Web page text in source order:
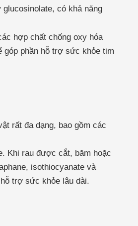
có khả năng
hợp chất chống oxy hóa
góp phần hỗ trợ sức khỏe tim
rất đa dạng, bao gồm các
Khi rau được cắt, băm hoặc
isothiocyanate và
trợ sức khỏe lâu dài.